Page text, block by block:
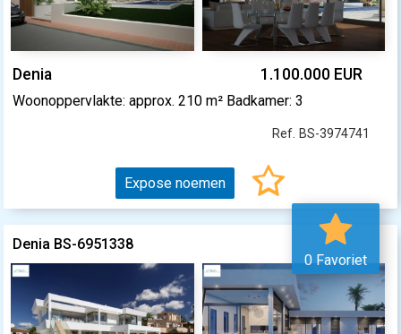
Denia 1.100.000 EUR
Woonoppervlakte: approx. 210 m² Badkamer: 3
Ref. BS-3974741
Expose noemen
Denia BS-6951338
0 Favoriet